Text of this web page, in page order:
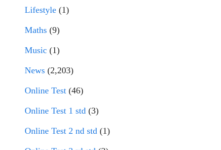
Lifestyle (1)
Maths (9)
Music (1)
News (2,203)
Online Test (46)
Online Test 1 std (3)
Online Test 2 nd std (1)